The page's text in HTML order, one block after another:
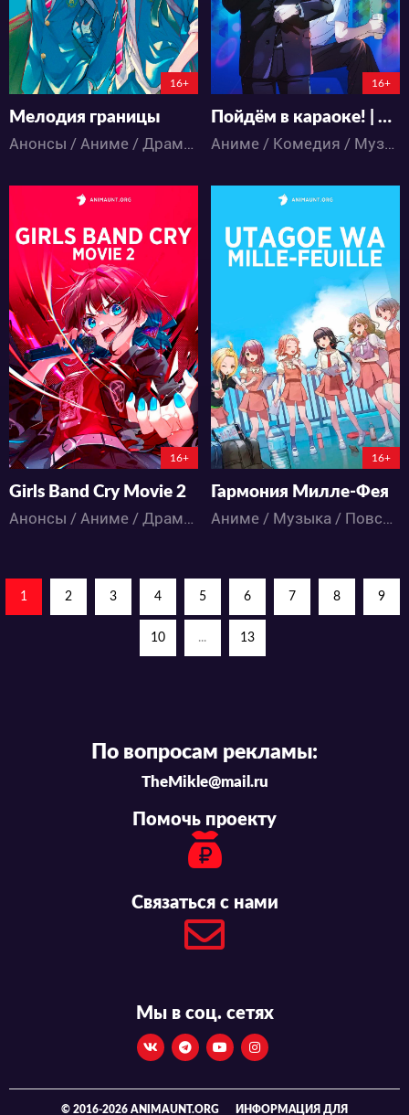
0:0:0
16+
Мелодия границы
Анонсы / Аниме / Драма / Музыка / Школа
16+
Пойдём в караоке! | Let's Go Karaoke!
Аниме / Комедия / Музыка
5865
9 0
0:0:0
16+
Girls Band Cry Movie 2
Анонсы / Аниме / Драма / Музыка
17346
55 24
16+
Гармония Милле-Фея
Аниме / Музыка / Повседневность
1 2 3 4 5 6 7 8 9
10 ... 13
По вопросам рекламы:
TheMikle@mail.ru
Помочь проекту
Связаться с нами
Мы в соц. сетях
© 2016-2026 ANIMAUNT.ORG ИНФОРМАЦИЯ ДЛЯ